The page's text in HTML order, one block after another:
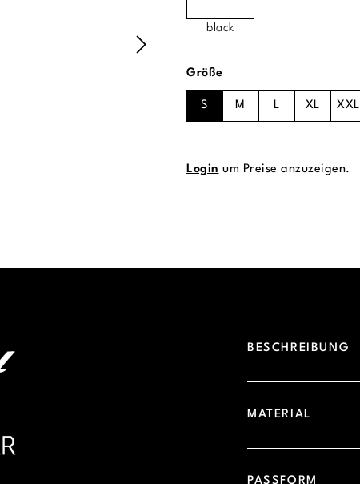
black
Größeauswählen
S M L XL XXL
Login um Preise anzuzeigen.
BESCHREIBUNG
MATERIAL
PASSFORM